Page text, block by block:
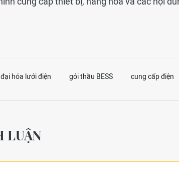
đại hóa lưới điện gói thầu BESS cung cấp điện
LUẬN